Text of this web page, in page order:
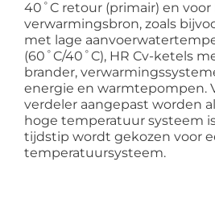
40˚C retour (primair) en
verwarmingsbron, zoals
met lage
(60˚C/40˚C), HR Cv-ketels
brander,
energie en warmtepompen.
verdeler aangepast worden
hoge temperatuur systeem
tijdstip wordt gekozen voor
temperatuursysteem.